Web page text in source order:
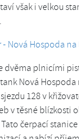
však i velkou
- Nová Hospoda na
dvěma plnicími
Nová
128 v
v těsné blízkosti
čerpací